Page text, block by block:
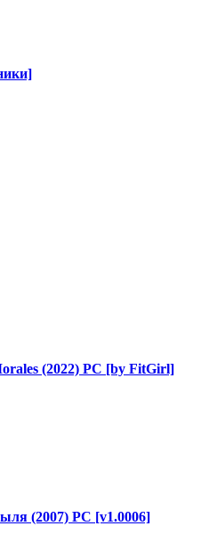
(2022) PC [by FitGirl]
(2007) PC [v1.0006]